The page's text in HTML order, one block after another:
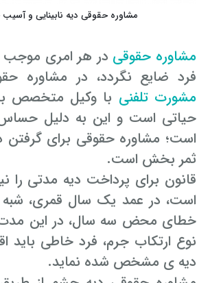
مشاوره حقوقی دیه نابینایی و
مشاوره حقوقی در هر امری
فرد ضایع نگردد، در مشاوره
مشورت تلفنی با وکیل متخصص
حیاتی است و این به دلیل
است؛ مشاوره حقوقی برای گرفتن
ثمر بخش است.
قانون برای پرداخت دیه مدتی را
است، در عمد یک سال قمری،
خطای محض سه سال، در این مدت
نوع ارتکاب جرم، فرد خاطی باید
دیه ی مشخص شده نماید.